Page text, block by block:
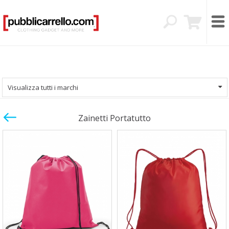
Visualizza tutti i marchi
Zainetti Portatutto